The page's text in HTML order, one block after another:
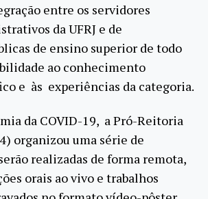
entre os servidores
da UFRJ e de
de ensino superior de todo
ao conhecimento
e às experiências da categoria.
da COVID-19, a Pró-Reitoria
organizou uma série de
realizadas de forma remota,
orais ao vivo e trabalhos